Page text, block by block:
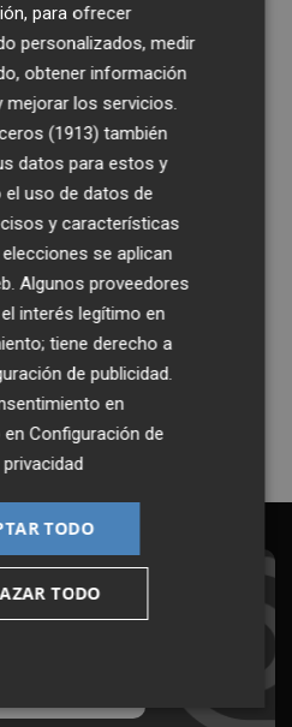
Gobierno a "ayudar cuanto
el fuego en La Vall"
recuperar ya 'Schengen' y se
no acepta antes del domingo
actualidad de
en tu correo
al Boletín
para ofrecer
personalizados, medir
obtener información
mejorar los servicios.
(1913) también
datos para estos y
uso de datos de
y características
se aplican
Algunos proveedores
interés legítimo en
tiene derecho a
de publicidad
en
enConfiguración de
TODO
TODO